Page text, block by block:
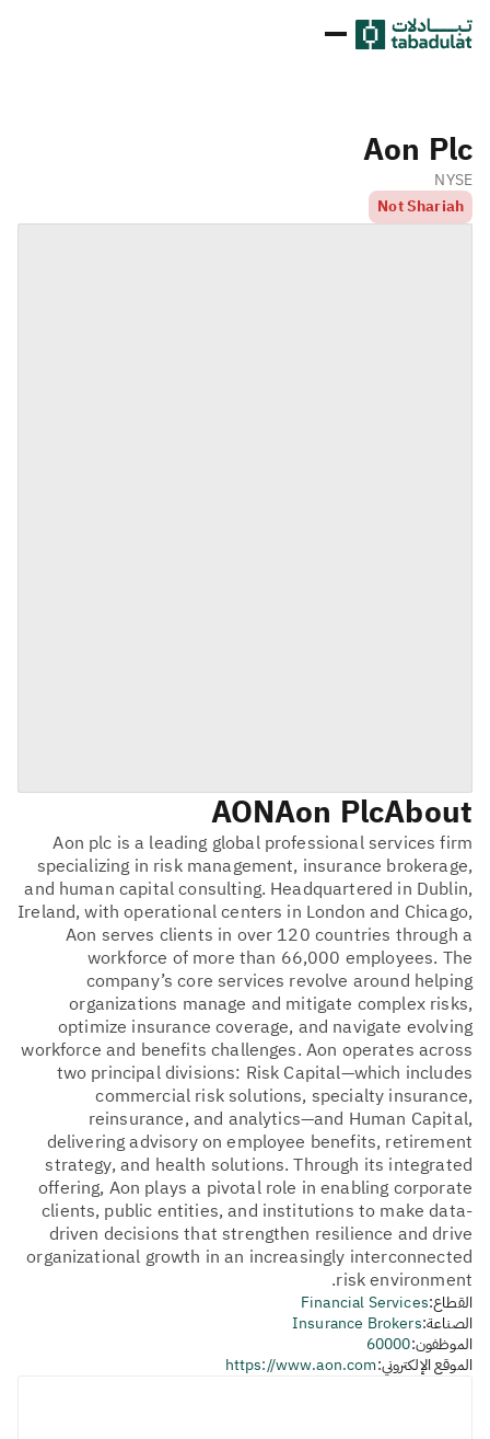
Aon Plc
NYSE
Not Shariah
About
Aon Plc
AON
Aon plc is a leading global professional services firm
specializing in risk management, insurance brokerage,
and human capital consulting. Headquartered in Dublin,
Ireland, with operational centers in London and Chicago,
Aon serves clients in over 120 countries through a
workforce of more than 66,000 employees. The
company’s core services revolve around helping
organizations manage and mitigate complex risks,
optimize insurance coverage, and navigate evolving
workforce and benefits challenges. Aon operates across
two principal divisions: Risk Capital—which includes
commercial risk solutions, specialty insurance,
reinsurance, and analytics—and Human Capital,
delivering advisory on employee benefits, retirement
strategy, and health solutions. Through its integrated
offering, Aon plays a pivotal role in enabling corporate
clients, public entities, and institutions to make data-
driven decisions that strengthen resilience and drive
organizational growth in an increasingly interconnected
risk environment.
القطاع:Financial Services
الصناعة:Insurance Brokers
الموظفون:60000
الموقع الإلكتروني:https://www.aon.com